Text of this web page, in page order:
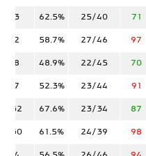
71
25/40
62.5%
23
97
27/46
58.7%
22
70
22/45
48.9%
18
91
23/44
52.3%
27
87
23/34
67.6%
32
98
24/39
61.5%
30